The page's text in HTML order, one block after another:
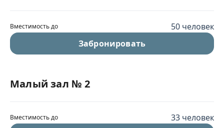
Вместимость до
50 человек
Забронировать
Малый зал № 2
Вместимость до
33 человек